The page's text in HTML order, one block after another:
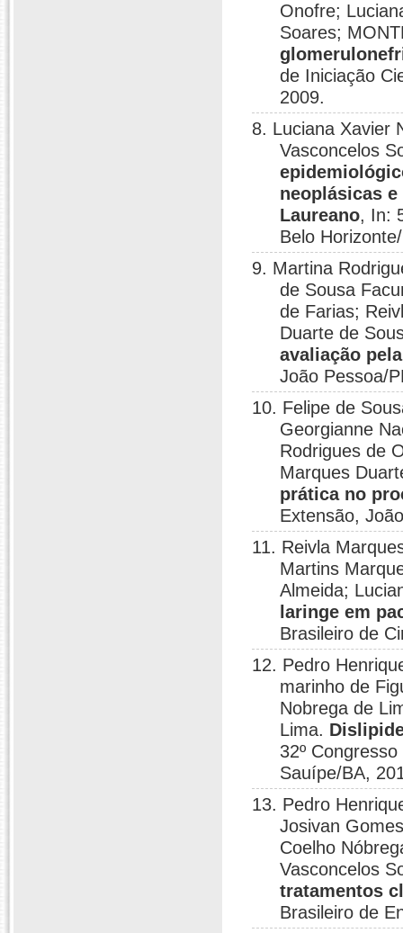
Onofre;
Soares;
de Iniciação
2009.
8. Luciana Xavier
Vasconcelos
neoplásicas
Laureano, In:
Belo
9. Martina
de Sousa
de Farias;
Duarte de
avaliação
João Pessoa/
10. Felipe de
Georgianne
Rodrigues de
Marques
prática no
Extensão,
11. Reivla
Martins
Almeida;
laringe em
Brasileiro de
12. Pedro
marinho de
Nobrega de
Lima.
32º
Sauípe/BA,
13. Pedro
Josivan
Coelho
Vasconcelos
tratamentos
Brasileiro de